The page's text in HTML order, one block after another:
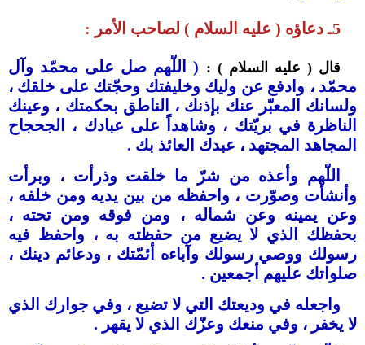
5ـ دعاؤه ( عليه السلام ) لصاحب الأمر :
قال ( عليه السلام ) : ( اللّهم صل على محمّد وآل
محمّد ، وادفع عن وليك وخليفتك وحجّتك على خلقك ،
ولسانك المعبّر عنك بإذنك ، الناطق بحكمتك ، وعينك
الناظرة في بريّتك ، وشاهداً على عبادك ، الجحجاح
المجاهد المجتهد ، عبدك العائذ بك .
اللّهم وأعذه من شرّ ما خلقت وذرأت ، وبرأت
وأنشأت وصوّرت ، واحفظه من بين يديه ومن خلفه ،
وعن يمينه وعن شماله ، ومن فوقه ومن تحته ،
بحفظك الذي ﻻ يضيع من حفظته به ، واحفظ فيه
رسولك ووصي رسولك وآباءه أئمّتك ، ودعائم دينك ،
صلواتك عليهم أجمعين .
واجعله في وديعتك التي ﻻ تضيع ، وفي جوارك الذي
ﻻ يخفر ، وفي منعك وعزّك الذي لا يقهر .